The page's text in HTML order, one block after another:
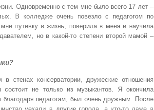
Одновременно с тем мне было всего 17 лет –
В колледже очень повезло с педагогом по
путевку в жизнь, поверила в меня и научила
но в какой-то степени второй мамой –
консерватории, дружеские отношения
не только из музыкантов. Я окончила
благодаря педагогам, был очень дружным. После